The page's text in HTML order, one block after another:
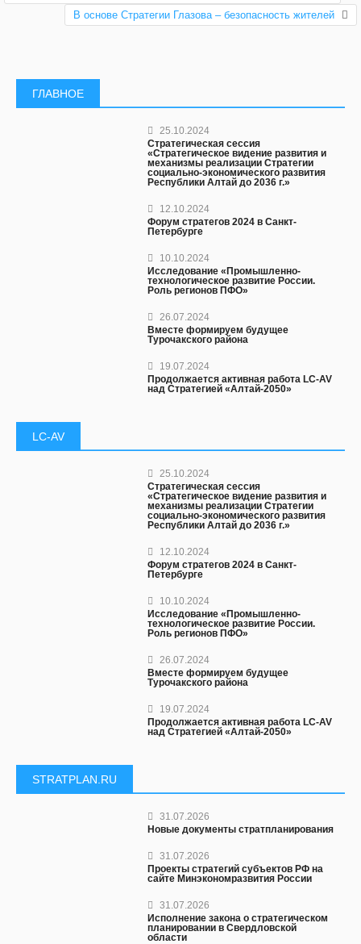
В основе Стратегии Глазова – безопасность жителей
ГЛАВНОЕ
25.10.2024
Стратегическая сессия
«Стратегическое видение развития и
механизмы реализации Стратегии
социально-экономического развития
Республики Алтай до 2036 г.»
12.10.2024
Форум стратегов 2024 в Санкт-
Петербурге
10.10.2024
Исследование «Промышленно-
технологическое развитие России.
Роль регионов ПФО»
26.07.2024
Вместе формируем будущее
Турочакского района
19.07.2024
Продолжается активная работа LC-AV
над Стратегией «Алтай-2050»
LC-AV
25.10.2024
Стратегическая сессия
«Стратегическое видение развития и
механизмы реализации Стратегии
социально-экономического развития
Республики Алтай до 2036 г.»
12.10.2024
Форум стратегов 2024 в Санкт-
Петербурге
10.10.2024
Исследование «Промышленно-
технологическое развитие России.
Роль регионов ПФО»
26.07.2024
Вместе формируем будущее
Турочакского района
19.07.2024
Продолжается активная работа LC-AV
над Стратегией «Алтай-2050»
STRATPLAN.RU
31.07.2026
Новые документы стратпланирования
31.07.2026
Проекты стратегий субъектов РФ на
сайте Минэкономразвития России
31.07.2026
Исполнение закона о стратегическом
планировании в Свердловской
области